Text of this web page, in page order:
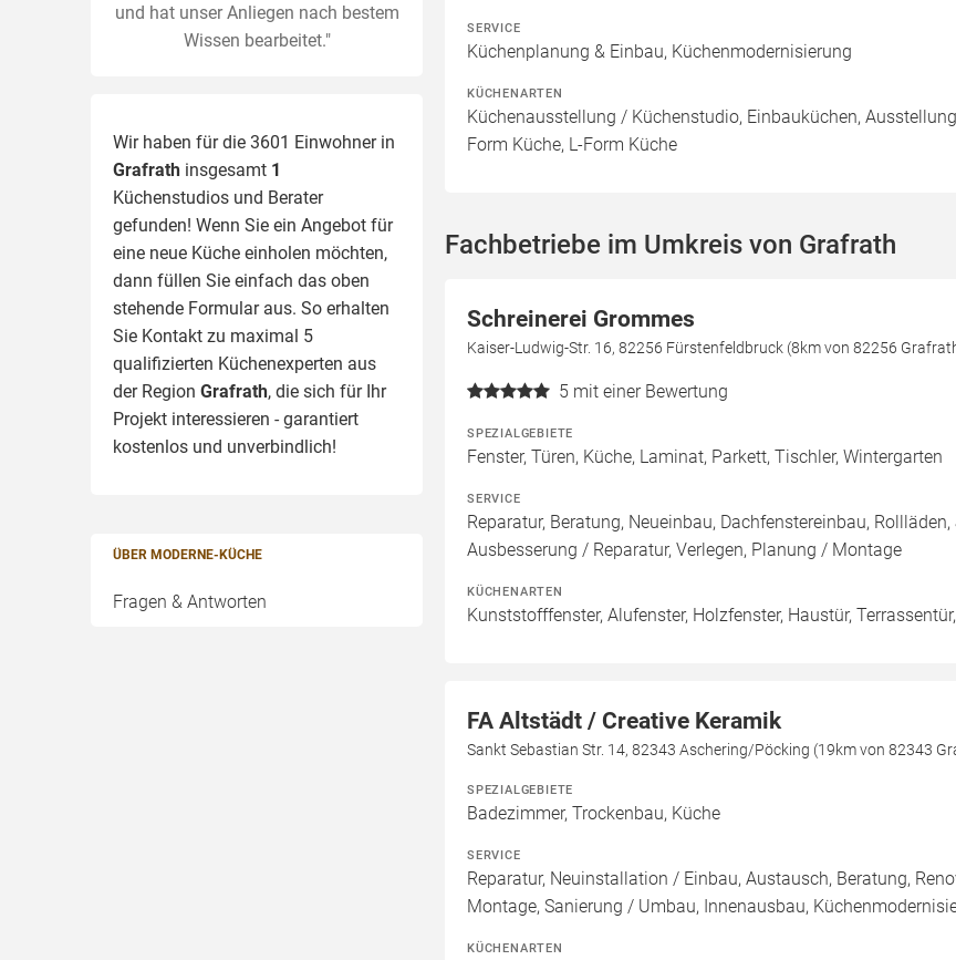
und hat unser Anliegen nach bestem
Wissen bearbeitet."
Wir haben für die 3601 Einwohner in
Grafrath insgesamt 1
Küchenstudios und Berater
gefunden! Wenn Sie ein Angebot für
eine neue Küche einholen möchten,
dann füllen Sie einfach das oben
stehende Formular aus. So erhalten
Sie Kontakt zu maximal 5
qualifizierten Küchenexperten aus
der Region Grafrath, die sich für Ihr
Projekt interessieren - garantiert
kostenlos und unverbindlich!
ÜBER MODERNE-KÜCHE
Fragen & Antworten
SERVICE
Küchenplanung & Einbau, Küchenmodernisierung
KÜCHENARTEN
Küchenausstellung / Küchenstudio, Einbauküchen,
Form Küche, L-Form Küche
Fachbetriebe im Umkreis von Grafrath
Schreinerei Grommes
Kaiser-Ludwig-Str. 16, 82256 Fürstenfeldbruck (8km von 82256
5 mit einer Bewertung
SPEZIALGEBIETE
Fenster, Türen, Küche, Laminat, Parkett, Tischler, Wintergarten
SERVICE
Reparatur, Beratung, Neueinbau, Dachfenstereinbau,
Ausbesserung / Reparatur, Verlegen, Planung / Montage
KÜCHENARTEN
Kunststofffenster, Alufenster, Holzfenster, Haustür,
FA Altstädt / Creative Keramik
Sankt Sebastian Str. 14, 82343 Aschering/Pöcking (19km von 82343
SPEZIALGEBIETE
Badezimmer, Trockenbau, Küche
SERVICE
Reparatur, Neuinstallation / Einbau, Austausch, Beratung,
Montage, Sanierung / Umbau, Innenausbau,
KÜCHENARTEN